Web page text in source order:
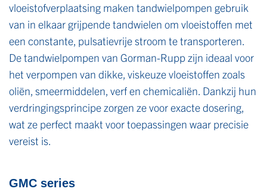
vloeistofverplaatsing maken tandwielpompen gebruik
van in elkaar grijpende tandwielen om vloeistoffen met
een constante, pulsatievrije stroom te transporteren.
De tandwielpompen van Gorman-Rupp zijn ideaal voor
het verpompen van dikke, viskeuze vloeistoffen zoals
oliën, smeermiddelen, verf en chemicaliën. Dankzij hun
verdringingsprincipe zorgen ze voor exacte dosering,
wat ze perfect maakt voor toepassingen waar precisie
vereist is.
GMC series